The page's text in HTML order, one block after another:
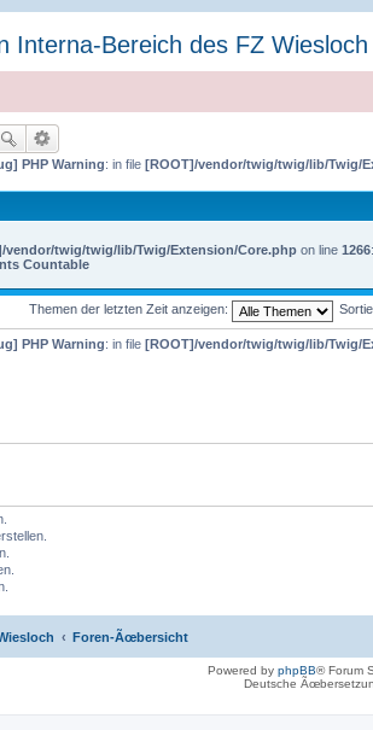
Interna-Bereich des FZ Wiesloch
PHP Warning: in file [ROOT]/vendor/twig/twig/lib/Twig/
vendor/twig/twig/lib/Twig/Extension/Core.php on line 1266:
Countable
Themen der letzten Zeit anzeigen:
PHP Warning: in file [ROOT]/vendor/twig/twig/lib/Twig/
Foren-Ãœbersicht
Powered by phpBB® Forum
Deutsche